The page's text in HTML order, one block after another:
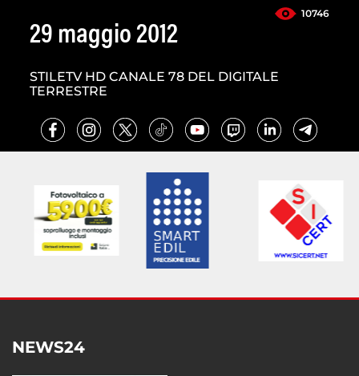
10746
29 maggio 2012
STILETV HD CANALE 78 DEL DIGITALE
TERRESTRE
NEWS24